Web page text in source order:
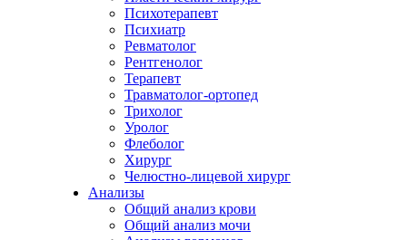
Психотерапевт
Психиатр
Ревматолог
Рентгенолог
Терапевт
Травматолог-ортопед
Трихолог
Уролог
Флеболог
Хирург
Челюстно-лицевой хирург
Анализы
Общий анализ крови
Общий анализ мочи